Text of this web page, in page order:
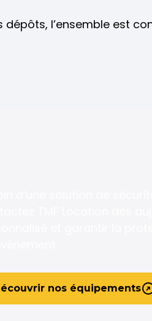
dépôts, l’ensemble est
nos équipements